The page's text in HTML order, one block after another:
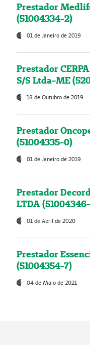
Prestador
(51004334-2)
01 de Janeiro de 2019
Prestador
S/S Ltda-ME
18 de Outubro de 2019
Prestador
(51004335-0)
01 de Janeiro de 2019
Prestador
LTDA
01 de Abril de 2020
Prestador
(51004354-7)
04 de Maio de 2021